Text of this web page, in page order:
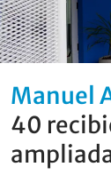
Manuel
40